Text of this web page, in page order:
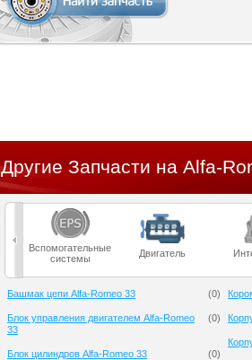
Другие Запчасти на Alfa-
Вспомогательные
системы
Двигатель
Башмак цепи Alfa-Romeo 33 (0)
Блок управления двигателем Alfa-Romeo
33
(0)
Блок цилиндров Alfa-Romeo 33 (0)